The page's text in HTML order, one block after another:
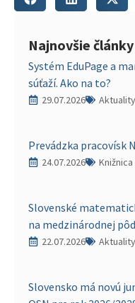
Najnovšie články
Systém EduPage a
súťaží. Ako na to?
29.07.2026
Prevádzka pracovísk
24.07.2026 Knižnica
Slovenské
na medzinárodnej
22.07.2026
Slovensko má novú